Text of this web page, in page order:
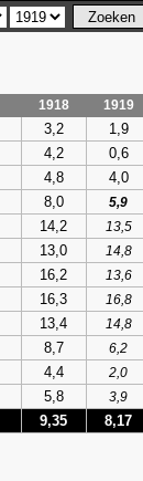
1918
1919
3,2 1,9
4,2 0,6
4,8 4,0
8,0
5,9
14,2
13,5
13,0
14,8
16,2
13,6
16,3
16,8
13,4
14,8
8,7
6,2
4,4
2,0
5,8 3,9
9,35 8,17